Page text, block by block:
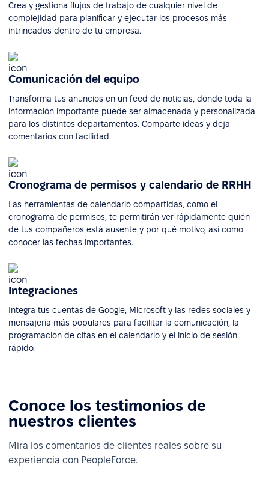
Crea y gestiona flujos de trabajo de cualquier nivel de
complejidad para planificar y ejecutar los procesos más
intrincados dentro de tu empresa.
Comunicación del equipo
Transforma tus anuncios en un feed de noticias, donde toda la
información importante puede ser almacenada y personalizada
para los distintos departamentos. Comparte ideas y deja
comentarios con facilidad.
Cronograma de permisos y calendario de RRHH
Las herramientas de calendario compartidas, como el
cronograma de permisos, te permitirán ver rápidamente quién
de tus compañeros está ausente y por qué motivo, así como
conocer las fechas importantes.
Integraciones
Integra tus cuentas de Google, Microsoft y las redes sociales y
mensajería más populares para facilitar la comunicación, la
programación de citas en el calendario y el inicio de sesión
rápido.
Conoce los testimonios de
nuestros clientes
Mira los comentarios de clientes reales sobre su
experiencia con PeopleForce.